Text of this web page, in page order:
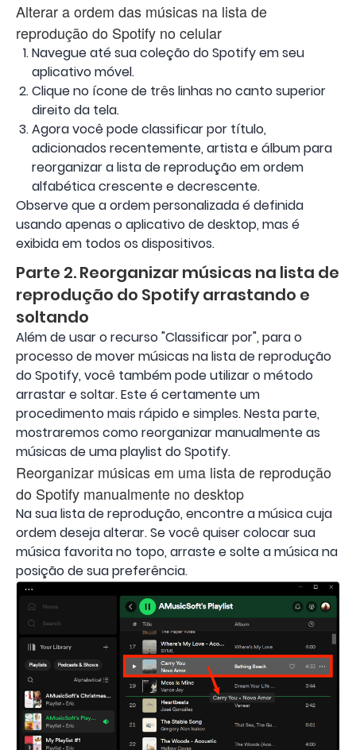
Alterar a ordem das músicas na lista de
reprodução do Spotify no celular
Navegue até sua coleção do Spotify em seu
aplicativo móvel.
Clique no ícone de três linhas no canto superior
direito da tela.
Agora você pode classificar por título,
adicionados recentemente, artista e álbum para
reorganizar a lista de reprodução em ordem
alfabética crescente e decrescente.
Observe que a ordem personalizada é definida
usando apenas o aplicativo de desktop, mas é
exibida em todos os dispositivos.
Parte 2. Reorganizar músicas na lista de
reprodução do Spotify arrastando e
soltando
Além de usar o recurso "Classificar por", para o
processo de mover músicas na lista de reprodução
do Spotify, você também pode utilizar o método
arrastar e soltar. Este é certamente um
procedimento mais rápido e simples. Nesta parte,
mostraremos como reorganizar manualmente as
músicas de uma playlist do Spotify.
Reorganizar músicas em uma lista de reprodução
do Spotify manualmente no desktop
Na sua lista de reprodução, encontre a música cuja
ordem deseja alterar. Se você quiser colocar sua
música favorita no topo, arraste e solte a música na
posição de sua preferência.